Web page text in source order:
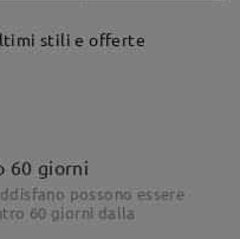
stili e offerte
60 giorni
possono essere
60 giorni dalla